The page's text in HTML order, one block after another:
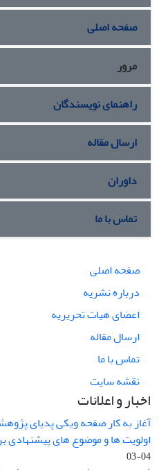
صفحه اصلی
مرور
راهنمای نویسندگان
ارسال مقاله
داوران
تماس با ما
صفحه اصلی
درباره نشریه
اعضای هیات تحریریه
ارسال مقاله
تماس با ما
نقشه سایت
اخبار و اعلانات
آغاز به کار صفحه ویکی پدیای
اولویت ها و موضوع های پیشنهادی
04-03